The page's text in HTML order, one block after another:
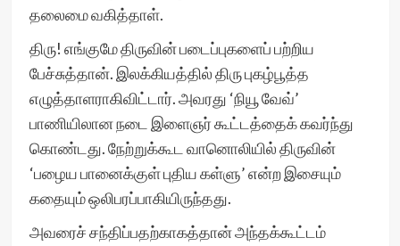
தலைமை வகித்தாள்.
திரு! எங்குமே திருவின் படைப்புகளைப் பற்றிய
பேச்சுத்தான். இலக்கியத்தில் திரு புகழ்பூத்த
எழுத்தாளராகிவிட்டார். அவரது ‘நியூ வேவ்’
பாணியிலான நடை இளைஞர் கூட்டத்தைக் கவர்ந்து
கொண்டது. நேற்றுக்கூட வானொலியில் திருவின்
‘பழைய பானைக்குள் புதிய கள்ளு’ என்ற இசையும்
கதையும் ஒலிபரப்பாகியிருந்தது.
அவரைச் சந்திப்பதற்காகத்தான் அந்தக்கூட்டம்